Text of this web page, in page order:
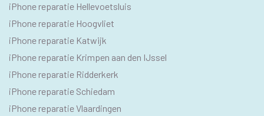
iPhone reparatie Hellevoetsluis
iPhone reparatie Hoogvliet
iPhone reparatie Katwijk
iPhone reparatie Krimpen aan den IJssel
iPhone reparatie Ridderkerk
iPhone reparatie Schiedam
iPhone reparatie Vlaardingen